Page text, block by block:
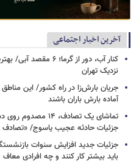
آخرین اخبار اجتماعی
کنار آب، دور از گرما؛ ۶
نزدیک تهران
جریان بارش‌زا در راه کشور/ این مناطق
آماده بارش باران باشند
تماشای یک تصادف، ۱۴
جزئیات حادثه عجیب یاسوج/ «تصادف
جزئیات جدید افزایش سنوات
باید بیشتر کار کنند و چه افرادی